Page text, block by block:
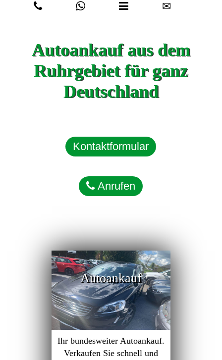
✉
Autoankauf aus dem
Ruhrgebiet für ganz
Deutschland
Kontaktformular
Anrufen
Autoankauf
Ihr bundesweiter Autoankauf.
Verkaufen Sie schnell und